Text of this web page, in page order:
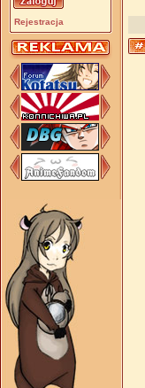
Rejestracja